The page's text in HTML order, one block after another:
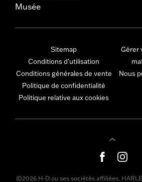
Musée
Sitemap
Conditions d'utilisation
Conditions générales de vente
Politique de confidentialité
Politique relative aux cookies
Gérer
Nous
©2026 H-D ou ses sociétés affiliées.